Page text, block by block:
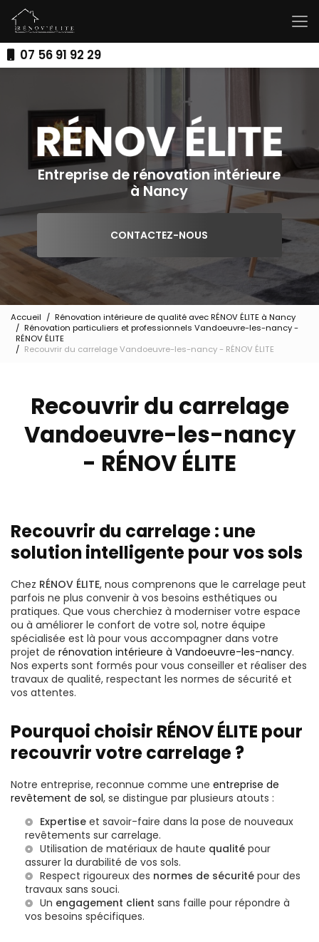
au
contenu
principal07 56 91 92 29
Entreprise de rénovation intérieure
à Nancy
CONTACTEZ-NOUS
Accueil
Rénovation intérieure de qualité avec RÉNOV ÉLITE à Nancy
Rénovation particuliers et professionnels Vandoeuvre-les-nancy -
RÉNOV ÉLITE
Recouvrir du carrelage Vandoeuvre-les-nancy - RÉNOV ÉLITE
Recouvrir du carrelage
Vandoeuvre-les-nancy
- RÉNOV ÉLITE
Recouvrir du carrelage : une
solution intelligente pour vos sols
Chez RÉNOV ÉLITE, nous comprenons que le carrelage peut
parfois ne plus convenir à vos besoins esthétiques ou
pratiques. Que vous cherchiez à moderniser votre espace
ou à améliorer le confort de votre sol, notre équipe
spécialisée est là pour vous accompagner dans votre
projet de rénovation intérieure à Vandoeuvre-les-nancy.
Nos experts sont formés pour vous conseiller et réaliser des
travaux de qualité, respectant les normes de sécurité et
vos attentes.
Pourquoi choisir RÉNOV ÉLITE pour
recouvrir votre carrelage ?
Notre entreprise, reconnue comme une entreprise de
revêtement de sol, se distingue par plusieurs atouts :
Expertise et savoir-faire dans la pose de nouveaux
revêtements sur carrelage.
Utilisation de matériaux de haute qualité pour
assurer la durabilité de vos sols.
Respect rigoureux des normes de sécurité pour des
travaux sans souci.
Un engagement client sans faille pour répondre à
vos besoins spécifiques.